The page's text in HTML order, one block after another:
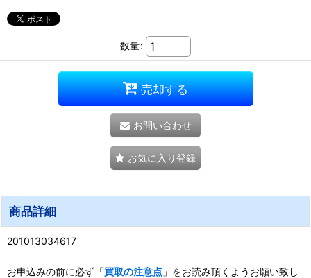
数量:
売却する
お問い合わせ
お気に入り登録
商品詳細
201013034617
お申込みの前に必ず「買取の注意点 」をお読み頂くようお願い致し